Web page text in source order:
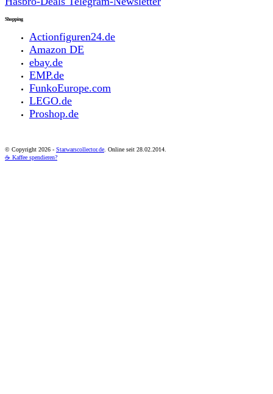
Shopping
Actionfiguren24.de
Amazon DE
ebay.de
EMP.de
FunkoEurope.com
LEGO.de
Proshop.de
© Copyright 2026 - Starwarscollector.de . Online seit 28.02.2014.
☕ Kaffee spendieren?